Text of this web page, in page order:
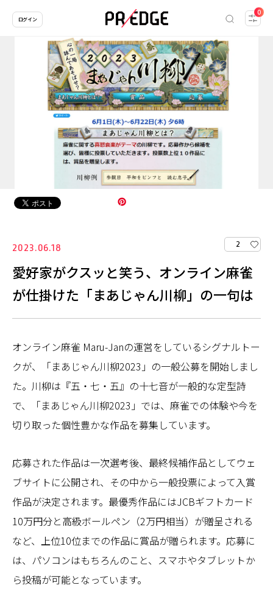
0
ログイン
2023.06.18 2
愛好家がクスッと笑う、オンライン麻雀
が仕掛けた「まあじゃん川柳」の一句は
オンライン麻雀 Maru-Janの運営をしているシグナルトー
クが、「まあじゃん川柳2023」の一般公募を開始しまし
た。川柳は『五・七・五』の十七音が一般的な定型詩
で、「まあじゃん川柳2023」では、麻雀での体験や今を
切り取った個性豊かな作品を募集しています。
応募された作品は一次選考後、最終候補作品としてウェ
ブサイトに公開され、その中から一般投票によって入賞
作品が決定されます。最優秀作品にはJCBギフトカード
10万円分と高級ボールペン（2万円相当）が贈呈される
など、上位10位までの作品に賞品が贈られます。応募に
は、パソコンはもちろんのこと、スマホやタブレットか
ら投稿が可能となっています。